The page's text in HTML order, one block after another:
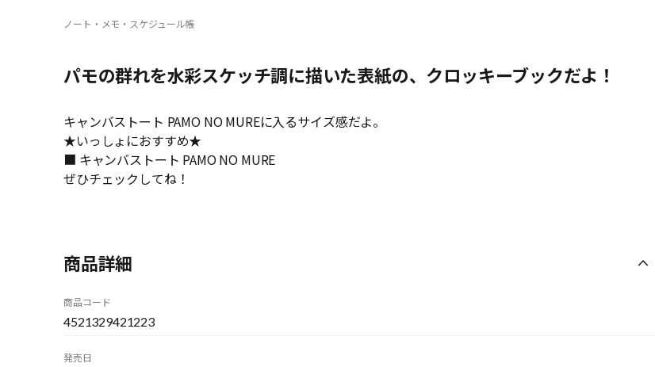
ノート・メモ・スケジュール帳
パモの群れを水彩スケッチ調に描いた表紙の、クロッキーブックだよ！
キャンバストート PAMO NO MUREに入るサイズ感だよ。
★いっしょにおすすめ★
■ キャンバストート PAMO NO MURE
ぜひチェックしてね！
商品詳細
商品コード
4521329421223
発売日